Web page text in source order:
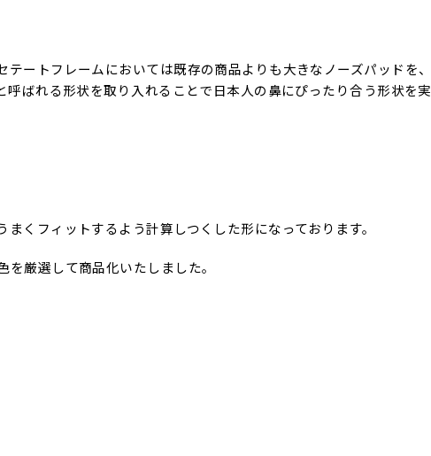
ートフレームにおいては既存の商品よりも大きなノーズパッドを、
呼ばれる形状を取り入れることで日本人の鼻にぴったり合う形状を実
くフィットするよう計算しつくした形になっております。
厳選して商品化いたしました。